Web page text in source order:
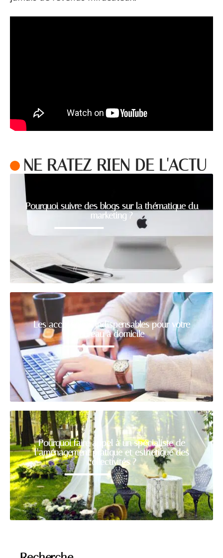
NE RATEZ RIEN DE L'ACTU
Pourquoi suivre des blogs sur la thématique du
marketing ?
Les accessoires indispensables pour votre
bureau à domicile
Pourquoi faire appel à un spécialiste de
l’aménagement pratique et esthétique des
collectivités ?